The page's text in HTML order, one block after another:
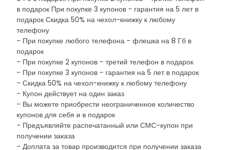
в подарок При покупке 3 купонов - гарантия на 5 лет в
подарок Скидка 50% на чехол-книжку к любому
телефону
- При покупке любого телефона - флешка на 8 Гб в
подарок
- При покупке 2 купонов - третий телефон в подарок
- При покупке 3 купонов - гарантия на 5 лет в подарок
- Скидка 50% на чехол-книжку к любому телефону
- Купон действует на один заказ
- Вы можете приобрести неограниченное количество
купонов для себя и в подарок
- Предъявляйте распечатанный или СМС-купон при
получении заказа
- Доплата за товар производится при получении заказа